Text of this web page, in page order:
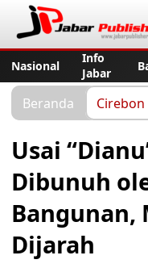
Nasional
Info
Jabar
Beranda Cirebon
Usai
Dibunuh
Bangunan,
Dijarah